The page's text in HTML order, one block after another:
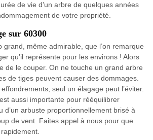
de vie d’un arbre de quelques années
de votre propriété.
sur 60300
grand, même admirable, que l’on remarque
qu’il représente pour les environs ! Alors
de le couper. On ne touche un grand arbre
de tiges peuvent causer des dommages.
seul un élagage peut l’éviter.
aussi importante pour rééquilibrer
d’un arbuste proportionnellement brisé à
de vent. Faites appel à nous pour que